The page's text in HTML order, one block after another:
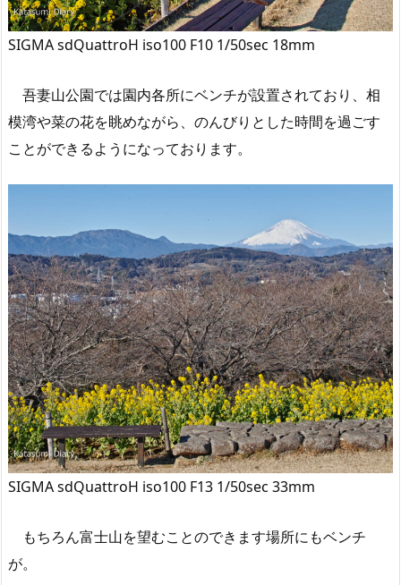
SIGMA sdQuattroH iso100 F10 1/50sec 18mm
吾妻山公園では園内各所にベンチが設置されており、相
模湾や菜の花を眺めながら、のんびりとした時間を過ごす
ことができるようになっております。
SIGMA sdQuattroH iso100 F13 1/50sec 33mm
もちろん富士山を望むことのできます場所にもベンチ
が。